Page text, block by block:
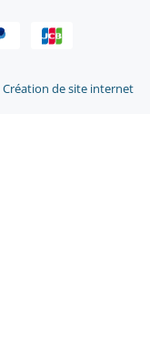
Création de site internet